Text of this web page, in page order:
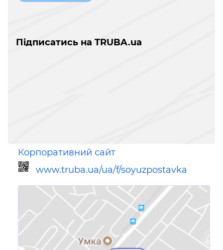
Підписатись на TRUBA.ua
Корпоративний сайт
www.truba.ua/ua/f/soyuzpostavka